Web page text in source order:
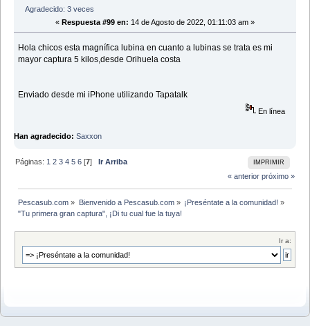
Agradecido: 3 veces
« Respuesta #99 en: 14 de Agosto de 2022, 01:11:03 am »
Hola chicos esta magnífica lubina en cuanto a lubinas se trata es mi
mayor captura 5 kilos,desde Orihuela costa
Enviado desde mi iPhone utilizando Tapatalk
En línea
Han agradecido: Saxxon
IMPRIMIR
Páginas: 1 2 3 4 5 6 [7]Ir Arriba
« anterior próximo »
Pescasub.com » Bienvenido a Pescasub.com» ¡Preséntate a la comunidad! »
"Tu primera gran captura", ¡Di tu cual fue la tuya!
Ir a: